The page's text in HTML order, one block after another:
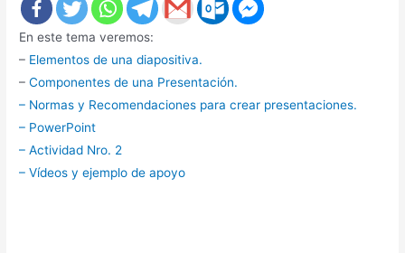
En este tema veremos:
– Elementos de una diapositiva.
–Componentes de una Presentación.
– Normas y Recomendaciones para crear presentaciones.
– PowerPoint
– Actividad Nro. 2
– Vídeos y ejemplo de apoyo